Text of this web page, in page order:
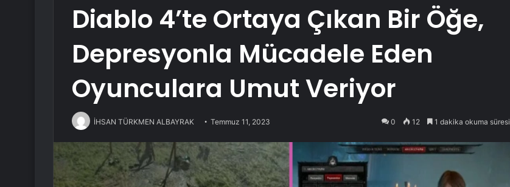
Diablo 4’te Ortaya Çıkan Bir Öğe,
Depresyonla Mücadele Eden
Oyunculara Umut Veriyor
İHSAN TÜRKMEN ALBAYRAK Temmuz 11, 2023 0 12 1 dakika okuma süresi